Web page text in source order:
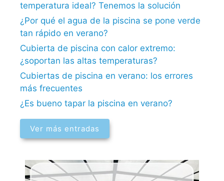
temperatura ideal? Tenemos la solución
¿Por qué el agua de la piscina se pone verde
tan rápido en verano?
Cubierta de piscina con calor extremo:
¿soportan las altas temperaturas?
Cubiertas de piscina en verano: los errores
más frecuentes
¿Es bueno tapar la piscina en verano?
Ver más entradas